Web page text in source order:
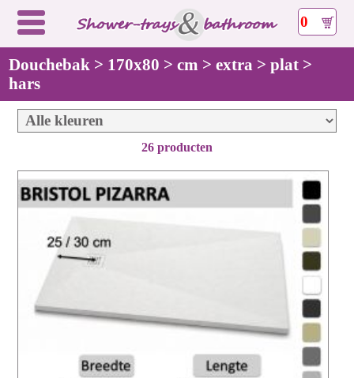
0
Douchebak > 170x80 > cm > extra > plat >
hars
26 producten